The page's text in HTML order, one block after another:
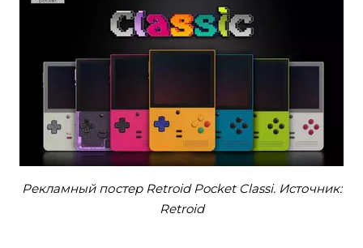
Рекламный постер Retroid Pocket Classi. Источник:
Retroid